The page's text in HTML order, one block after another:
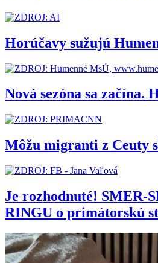
Horúčavy sužujú
Nová sezóna sa začína.
Môžu migranti z Ceuty
Je rozhodnuté! SMER-
RINGU o primátorskú